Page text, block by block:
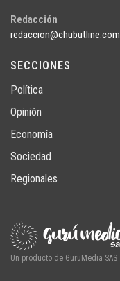
Redacción
redaccion@chubutline.com
SECCIONES
Política
Opinión
Economía
Sociedad
Regionales
Un producto de GuruMedia SAS